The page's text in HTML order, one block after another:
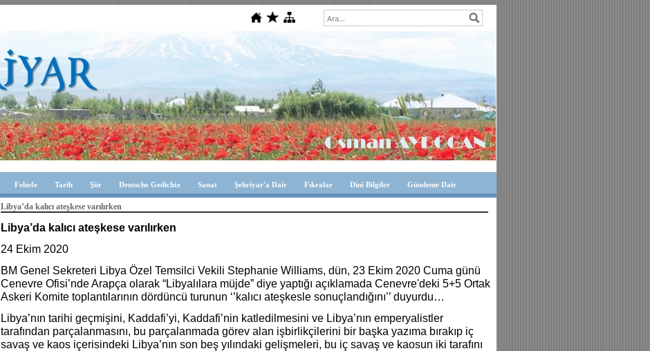
Felsefe Tarih Şiir Deutsche Gedichte Sanat Şehriyar'a Dair Fıkralar Dini Bilgiler Gündeme Dair
Libya’da kalıcı ateşkese varılırken
Libya’da kalıcı ateşkese varılırken
24 Ekim 2020
BM Genel Sekreteri Libya Özel Temsilci Vekili Stephanie Williams, dün, 23 Ekim 2020 Cuma günü
Cenevre Ofisi’nde Arapça olarak “Libyalılara müjde” diye yaptığı açıklamada Cenevre'deki 5+5 Ortak
Askeri Komite toplantılarının dördüncü turunun ‘’kalıcı ateşkesle sonuçlandığını’’ duyurdu…
Libya’nın tarihi geçmişini, Kaddafi’yi, Kaddafi’nin katledilmesini ve Libya’nın emperyalistler
tarafından parçalanmasını, bu parçalanmada görev alan işbirlikçilerini bir başka yazıma bırakıp iç
savaş ve kaos içerisindeki Libya’nın son beş yılındaki gelişmeleri, bu iç savaş ve kaosun iki tarafını